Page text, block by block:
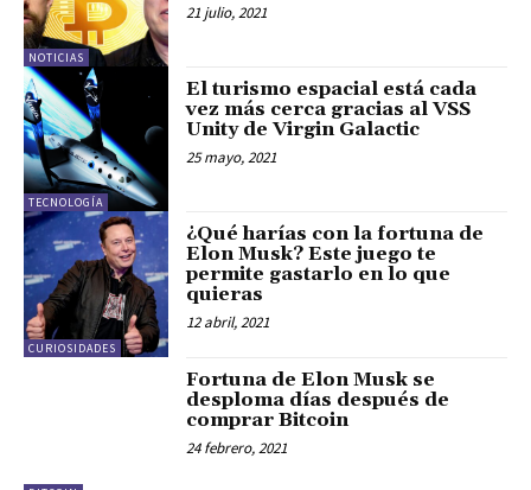
NOTICIAS
21 julio, 2021
TECNOLOGÍA
El turismo espacial está cada
vez más cerca gracias al VSS
Unity de Virgin Galactic
25 mayo, 2021
CURIOSIDADES
¿Qué harías con la fortuna de
Elon Musk? Este juego te
permite gastarlo en lo que
quieras
12 abril, 2021
Fortuna de Elon Musk se
desploma días después de
comprar Bitcoin
24 febrero, 2021